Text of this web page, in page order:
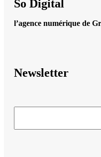
So Digital
l’agence numérique de
Newsletter